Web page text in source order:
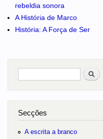
rebeldia sonora
A História de Marco
História: A Força de Ser
Pesquisar
no portal
Secções
A escrita a branco